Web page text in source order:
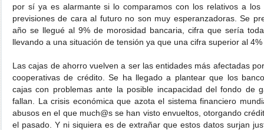
por sí ya es alarmante si lo comparamos con los relativos a
previsiones de cara al futuro no son muy esperanzadoras. Se
año se llegué al 9% de morosidad bancaria, cifra que sería
llevando a una situación de tensión ya que una cifra superior al
Las cajas de ahorro vuelven a ser las entidades más afectadas
cooperativas de crédito. Se ha llegado a plantear que los
cajas con problemas ante la posible incapacidad del fondo de
fallan. La crisis económica que azota el sistema financiero
abusos en el que much@s se han visto envueltos, otorgando
el pasado. Y ni siquiera es de extrañar que estos datos surjan